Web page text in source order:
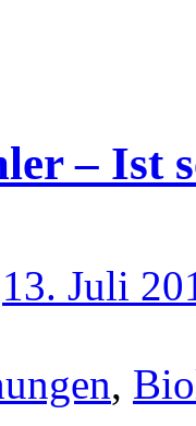
– Ist
13. Juli
,